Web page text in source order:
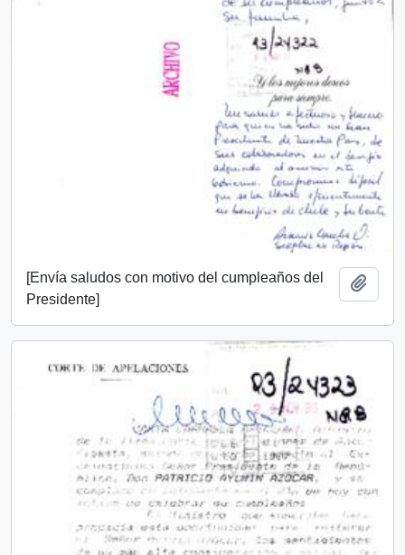
[Envía saludos con motivo del cumpleaños del
Presidente]